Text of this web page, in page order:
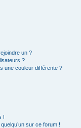
un ?
?
une couleur différente ?
!
sur ce forum !